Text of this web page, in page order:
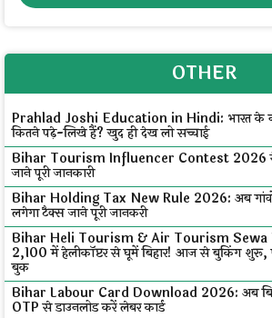
OTHER
Prahlad Joshi Education in Hindi: भारत के नए
कितने पढ़े-लिखे हैं? खुद ही देख लो सच्चाई
Bihar Tourism Influencer Contest 2026
जाने पूरी जानकारी
Bihar Holding Tax New Rule 2026: अब
लगेगा टैक्स जाने पूरी जानकरी
Bihar Heli Tourism & Air Tourism Sewa
₹2,100 में हेलीकॉप्टर से घूमें बिहार! आज से बुकिंग
बुक
Bihar Labour Card Download 2026: अब
OTP से डाउनलोड करें लेबर कार्ड